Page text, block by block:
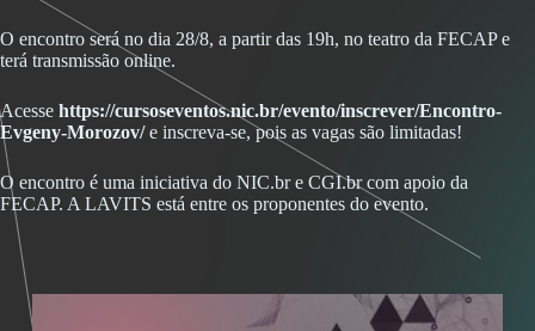
O encontro será no dia 28/8, a partir das 19h, no teatro da FECAP e
terá transmissão online.
Acesse https://cursoseventos.nic.br/evento/inscrever/Encontro-
Evgeny-Morozov/e inscreva-se, pois as vagas são limitadas!
O encontro é uma iniciativa do NIC.br e CGI.br com apoio da
FECAP. A LAVITS está entre os proponentes do evento.